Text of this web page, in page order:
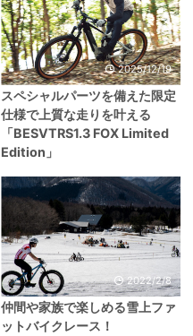
2025/12/19
スペシャルパーツを備えた限定
仕様で上質な走りを叶える
「BESVTRS1.3 FOX Limited
Edition」
2022/2/8
仲間や家族で楽しめる雪上ファ
ットバイクレース！